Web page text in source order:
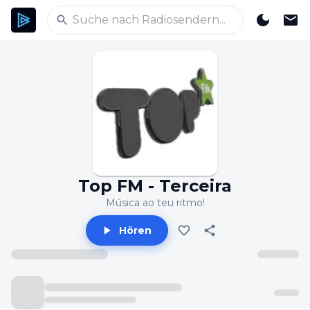
Top FM - Terceira
Música ao teu ritmo!
Hören